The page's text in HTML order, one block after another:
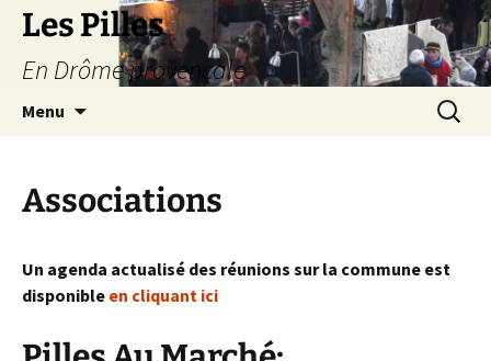
Les Pilles
En Drôme provençale
Menu
Associations
Un agenda actualisé des réunions sur la commune est
disponible en cliquant ici